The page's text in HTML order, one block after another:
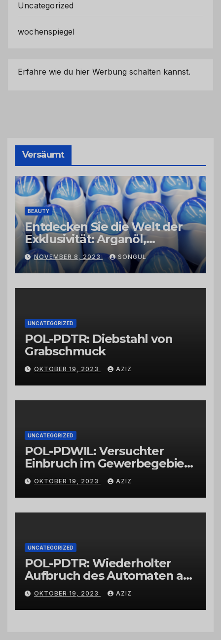
Uncategorized
wochenspiegel
Erfahre wie du hier Werbung schalten kannst.
Versäumt
BEAUTY
Entdecken Sie die Welt der
Exklusivität: Arganöl,
Kaktusfeigenkernöl und
Schwarzkümmelöl von
vertrauenswürdigen
Großhändlern und Anbietern
NOVEMBER 8, 2023 SONGUL
UNCATEGORIZED
POL-PDTR: Diebstahl von
Grabschmuck
OKTOBER 19, 2023 AZIZ
UNCATEGORIZED
POL-PDWIL: Versuchter
Einbruch im Gewerbegebiet
Wittlich
OKTOBER 19, 2023 AZIZ
UNCATEGORIZED
POL-PDTR: Wiederholter
Aufbruch des Automaten am
Wohnmobilstellplatz in
Hermeskeil am Labachweg
OKTOBER 19, 2023 AZIZ